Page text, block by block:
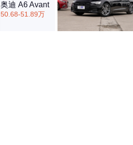
奥迪 A6 Avant
50.68-51.89万